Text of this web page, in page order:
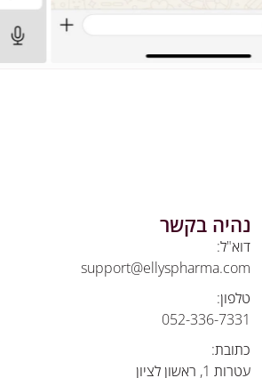
נהיה בקשר
דוא"ל:
support@ellyspharma.com
טלפון:
052-336-7331
כתובת:
עטרות 1, ראשון לציון